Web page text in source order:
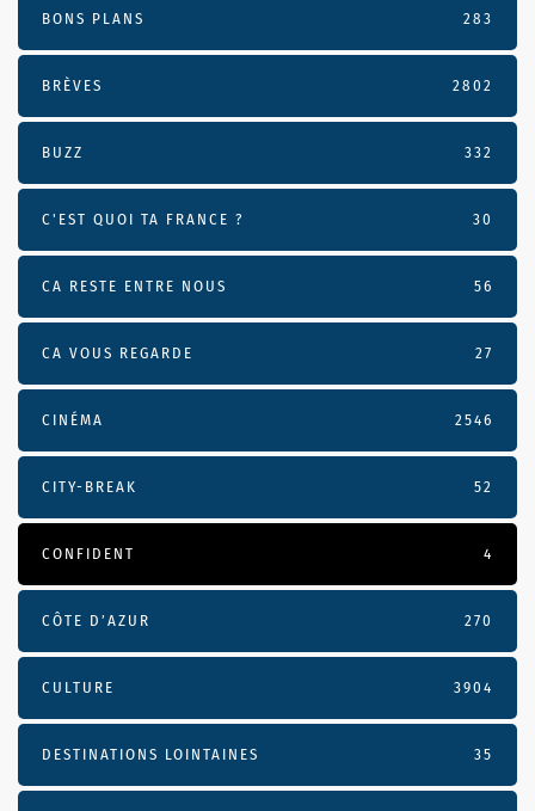
BONS PLANS 283
BRÈVES 2802
BUZZ 332
C'EST QUOI TA FRANCE ? 30
CA RESTE ENTRE NOUS 56
CA VOUS REGARDE 27
CINÉMA 2546
CITY-BREAK 52
CONFIDENT 4
CÔTE D’AZUR 270
CULTURE 3904
DESTINATIONS LOINTAINES 35